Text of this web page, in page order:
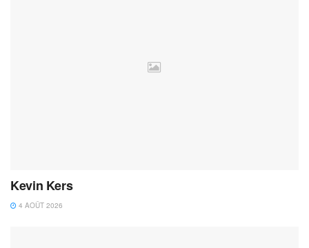
Kevin Kers
4 AOÛT 2026